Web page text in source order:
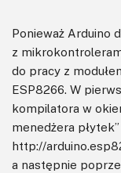
Ponieważ Arduino
z
do pracy z
ESP8266. W
kompilatora w
menedżera
http://
a następnie